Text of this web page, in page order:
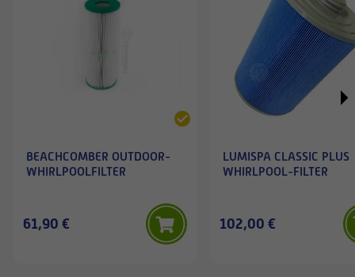
BEACHCOMBER OUTDOOR-
WHIRLPOOLFILTER
61,90 €
LUMISPA CLASSIC PLUS
WHIRLPOOL-FILTER
102,00 €